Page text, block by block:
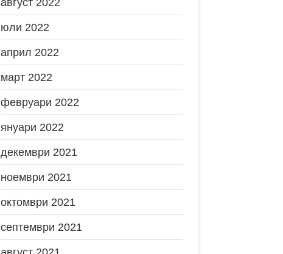
август 2022
юли 2022
април 2022
март 2022
февруари 2022
януари 2022
декември 2021
ноември 2021
октомври 2021
септември 2021